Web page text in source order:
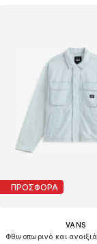
ΠΡΟΣΦΟΡΑ
VANS